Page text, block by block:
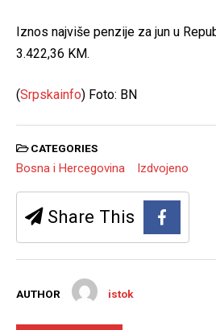
Iznos najviše penzije za jun u
3.422,36 KM.
(Srpskainfo) Foto: BN
CATEGORIES
Bosna i Hercegovina Izdvojeno
Share This
AUTHOR istok